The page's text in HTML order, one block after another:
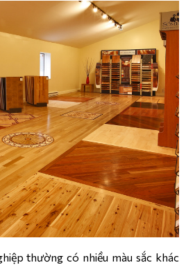
thường có nhiều màu sắc khác